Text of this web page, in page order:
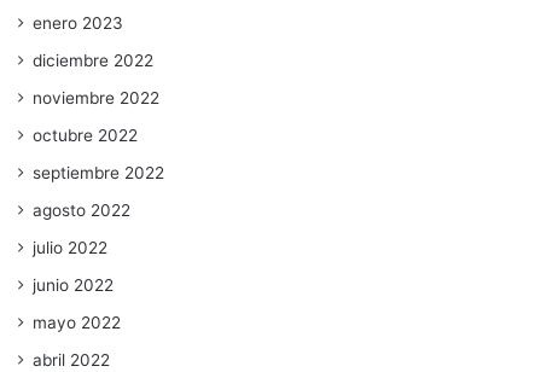
enero 2023
diciembre 2022
noviembre 2022
octubre 2022
septiembre 2022
agosto 2022
julio 2022
junio 2022
mayo 2022
abril 2022